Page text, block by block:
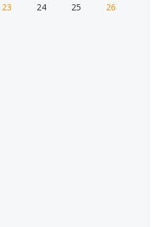
23 24 25
26